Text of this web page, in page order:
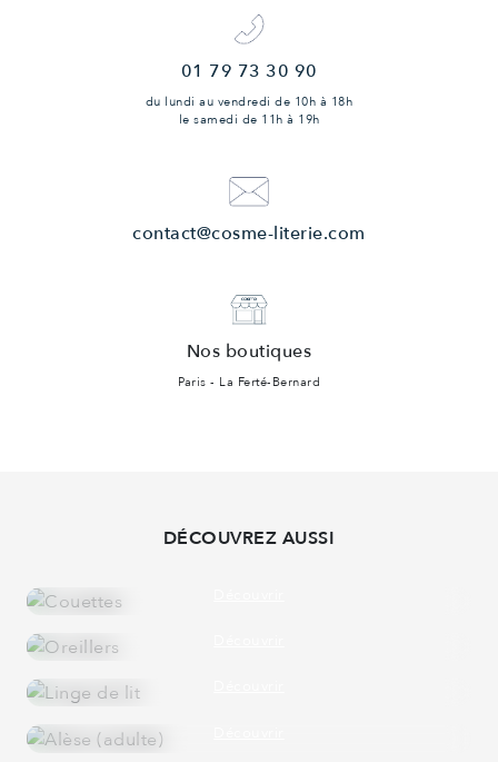
01 79 73 30 90
du lundi au vendredide 10h à 18h
le samedi de 11h à 19h
contact@cosme-literie.com
Nos boutiques
Paris - La Ferté-Bernard
DÉCOUVREZ AUSSI